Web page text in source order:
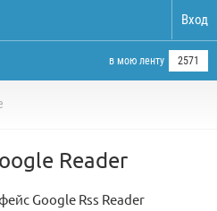
Вход
в мою ленту 2571
Reader
Google Rss Reader